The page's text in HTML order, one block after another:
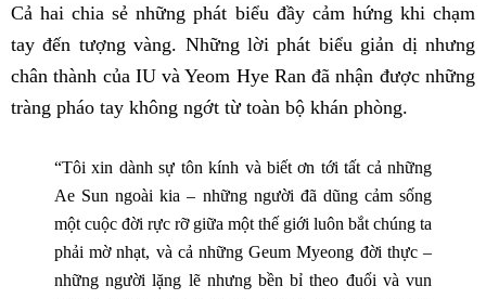
Cả hai chia sẻ những phát biểu đầy cảm hứng khi chạm
tay đến tượng vàng. Những lời phát biểu giản dị nhưng
chân thành của IU và Yeom Hye Ran đã nhận được những
tràng pháo tay không ngớt từ toàn bộ khán phòng.
“Tôi xin dành sự tôn kính và biết ơn tới tất cả những
Ae Sun ngoài kia – những người đã dũng cảm sống
một cuộc đời rực rỡ giữa một thế giới luôn bắt chúng ta
phải mờ nhạt, và cả những Geum Myeong đời thực –
những người lặng lẽ nhưng bền bỉ theo đuổi và vun